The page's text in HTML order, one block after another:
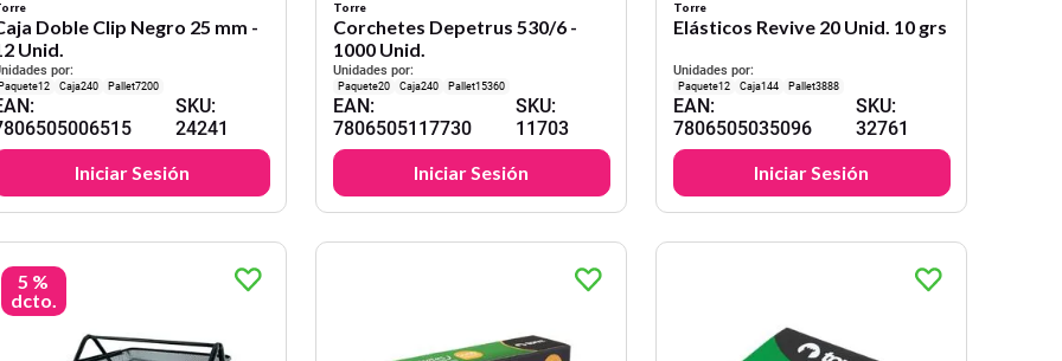
Doble Clip Negro 25 mm -
Unid.
por:
12 240 7200
:
SKU:
24241
Iniciar Sesión
Torre
Corchetes Depetrus 530/6 -
1000 Unid.
Unidades por:
20 240 15360
EAN:
7806505117730
SKU:
11703
Iniciar Sesión
Torre
Elásticos Revive 20 Unid. 10 grs
Unidades por:
12 144 3888
EAN:
7806505035096
SKU:
32761
Iniciar Sesión
5 %
dcto.